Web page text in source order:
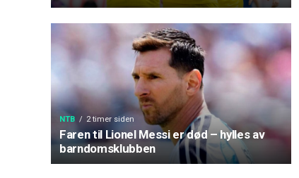
NTB 2 timer siden
Faren til Lionel Messi er død – hylles av
barndomsklubben